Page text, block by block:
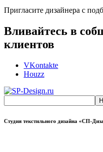
Пригласите дизайнера с
Вливайтесь в
клиентов
VKontakte
Houzz
Студия текстильного дизайна «СП-